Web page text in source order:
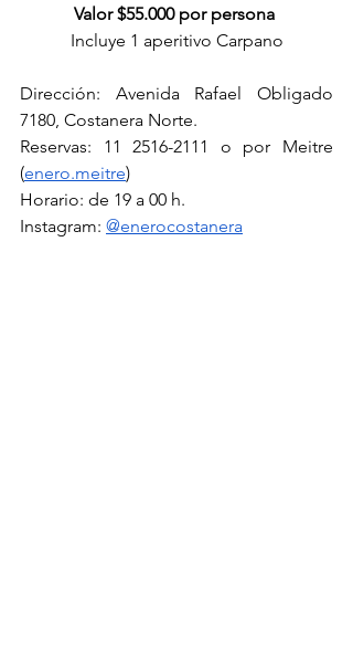
Valor $55.000 por persona
Incluye 1 aperitivo Carpano
Dirección: Avenida Rafael Obligado
7180, Costanera Norte.
Reservas: 11 2516-2111 o por Meitre
(enero.meitre)
Horario: de 19 a 00 h.
Instagram: @enerocostanera